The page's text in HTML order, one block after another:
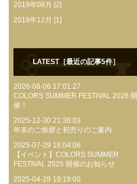
2019年08月 [2]
2018年12月 [1]
LATEST［最近の記事5件］
2026-08-06 17:01:27
COLORS SUMMER FESTIVAL 2026 開
催！
2025-12-30 21:36:03
年末のご挨拶と初売りのご案内
2025-07-29 18:04:06
【イベント】COLORS SUMMER
FESTIVAL 2025 開催のお知らせ
2025-04-28 19:19:00